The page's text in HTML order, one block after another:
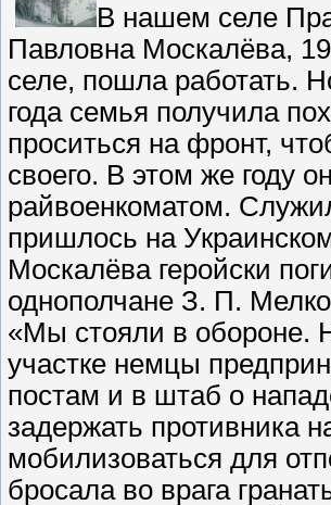
В нашем селе
Павловна Москалёва,
селе, пошла работать.
года семья получила
проситься на фронт,
своего. В этом же году
райвоенкоматом.
пришлось на
Москалёва геройски
однополчане З. П.
«Мы стояли в обороне.
участке немцы
постам и в штаб о
задержать противника
мобилизоваться для
бросала во врага